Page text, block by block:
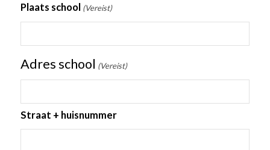
Plaats school (Vereist)
Adres school (Vereist)
Straat + huisnummer